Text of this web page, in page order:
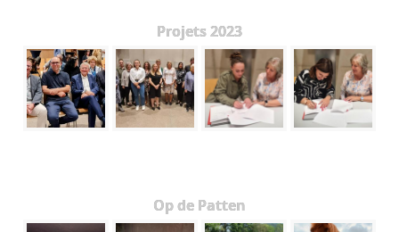
Projets 2023
Op de Patten